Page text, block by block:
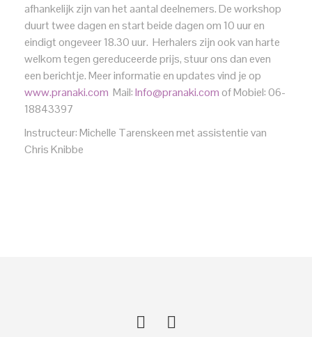
afhankelijk zijn van het aantal deelnemers. De workshop
duurt twee dagen en start beide dagen om 10 uur en
eindigt ongeveer 18.30 uur. Herhalers zijn ook van harte
welkom tegen gereduceerde prijs, stuur ons dan even
een berichtje. Meer informatie en updates vind je op
www.pranaki.com Mail:Info@pranaki.com of Mobiel: 06-
18843397
Instructeur: Michelle Tarenskeen met assistentie van
Chris Knibbe